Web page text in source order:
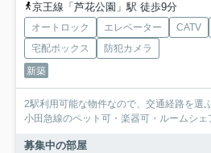
京王線「芦花公園」駅 徒歩9分
オートロック エレベーター CATV
宅配ボックス
防犯カメラ
新築
2駅利用可能な物件なので、交通経路を選
小田急線のペット可・楽器可・ルームシェ
募集中の部屋